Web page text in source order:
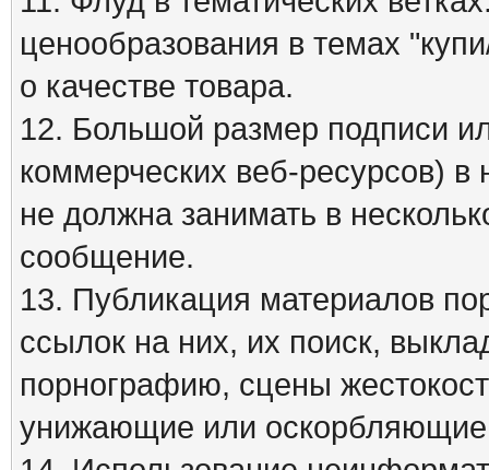
ценообразования в темах
о качестве товара.
12. Большой размер подписи
коммерческих веб-ресурсов) в
не должна занимать в
сообщение.
13. Публикация материалов
ссылок на них, их поиск,
порнографию, сцены
унижающие или оскорбляющие